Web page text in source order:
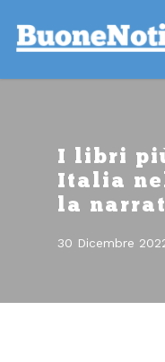
I libri
Italia
la
30 Dicembre
Go